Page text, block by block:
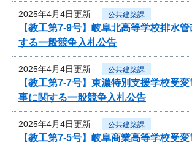
2025年4月4日更新 公共建築課
【教工第7-9号】岐阜北高等学校排水
する一般競争入札公告
2025年4月4日更新 公共建築課
【教工第7-7号】東濃特別支援学校受
事に関する一般競争入札公告
2025年4月4日更新 公共建築課
【教工第7-5号】岐阜商業高等学校受